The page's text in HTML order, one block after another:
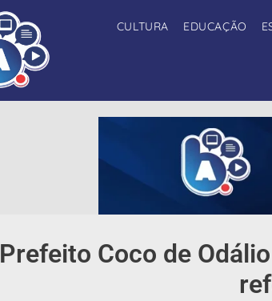
CULTURA EDUCAÇÃO
Prefeito Coco de